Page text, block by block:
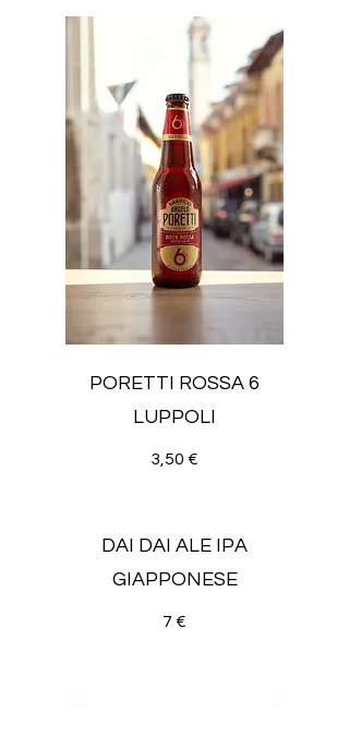
PORETTI ROSSA 6
LUPPOLI
3,50 €
DAI DAI ALE IPA
GIAPPONESE
7 €